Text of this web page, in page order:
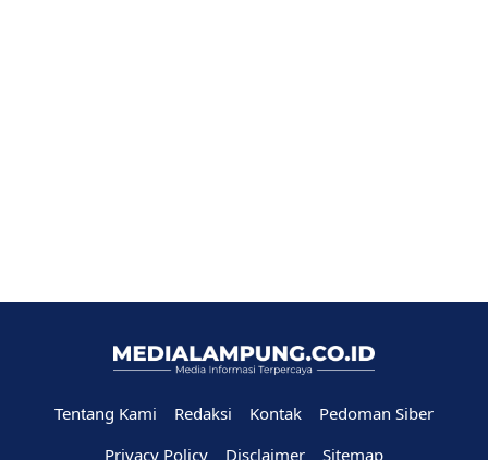
Tentang Kami Redaksi Kontak
Pedoman Siber
Privacy Policy
Disclaimer Sitemap